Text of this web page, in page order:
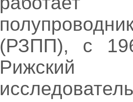
(РЗПП), с